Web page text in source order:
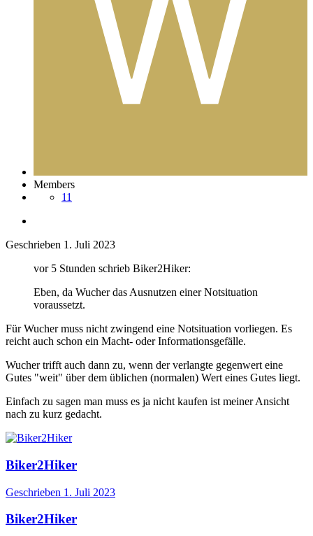
Members
11
Geschrieben 1. Juli 2023
vor 5 Stunden schrieb Biker2Hiker:
Eben, da Wucher das Ausnutzen einer Notsituation
voraussetzt.
Für Wucher muss nicht zwingend eine Notsituation vorliegen. Es
reicht auch schon ein Macht- oder Informationsgefälle.
Wucher trifft auch dann zu, wenn der verlangte gegenwert eine
Gutes "weit" über dem üblichen (normalen) Wert eines Gutes liegt.
Einfach zu sagen man muss es ja nicht kaufen ist meiner Ansicht
nach zu kurz gedacht.
Biker2Hiker
Geschrieben 1. Juli 2023
Biker2Hiker